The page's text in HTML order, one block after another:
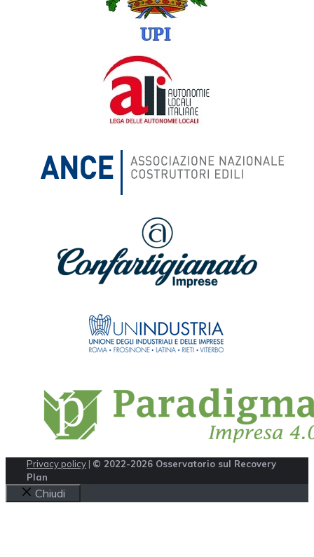
Privacy policy | © 2022-2026 Osservatorio sul Recovery
Plan
Chiudi